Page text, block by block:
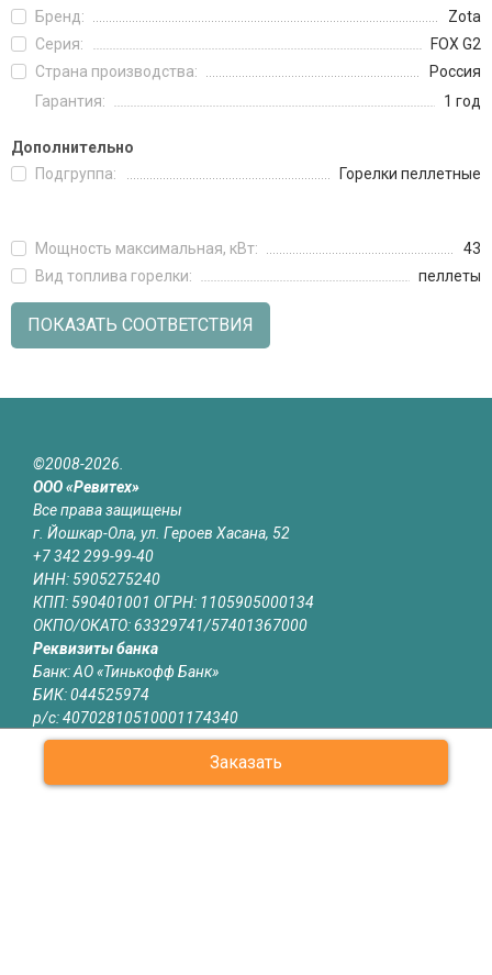
Заказать
Бренд:
Zota
Серия:
FOX G2
Страна производства:
Россия
Гарантия:
1 год
Дополнительно
Подгруппа:
Горелки пеллетные
Мощность максимальная, кВт:
43
Вид топлива горелки:
пеллеты
ПОКАЗАТЬ СООТВЕТСТВИЯ
©2008-2026.
ООО «Ревитех»
Все права защищены
г. Йошкар-Ола, ул. Героев Хасана, 52
+7 342 299-99-40
ИНН: 5905275240
КПП: 590401001 ОГРН: 1105905000134
ОКПО/ОКАТО: 63329741/57401367000
Реквизиты банка
Банк: АО «Тинькофф Банк»
БИК: 044525974
р/с: 40702810510001174340
к/с: 30101810145250000974
Юридическая информация
Информация на сайте yoshkar-ola.revitech.ru не является